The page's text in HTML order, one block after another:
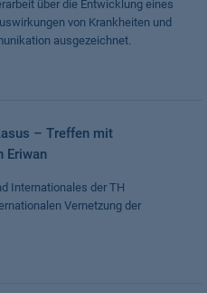
über die Entwicklung eines
von Krankheiten und
ausgezeichnet.
– Treffen mit
Eriwan
Internationales der TH
Vernetzung der